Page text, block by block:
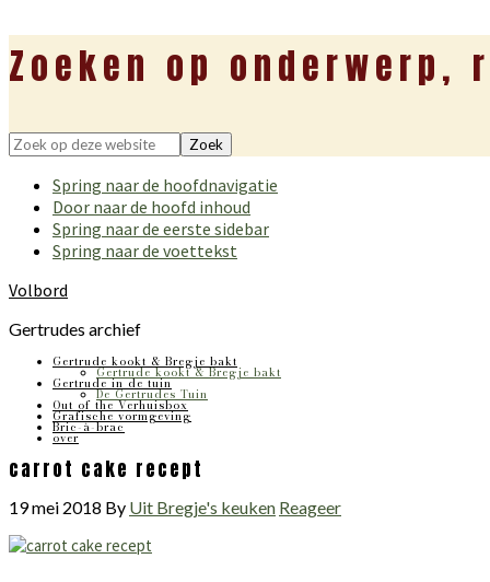
Zoeken op onderwerp,
Zoek
deze
website
Spring naar de hoofdnavigatie
Door naar de hoofd inhoud
Spring naar de eerste sidebar
Spring naar de voettekst
Volbord
Gertrudes archief
Gertrude kookt & Bregje bakt
Gertrude kookt & Bregje bakt
Gertrude in de tuin
De Gertrudes Tuin
Out of the Verhuisbox
Grafische vormgeving
Bric-à-brac
over
carrot cake recept
19 mei 2018 By Uit Bregje's keuken Reageer